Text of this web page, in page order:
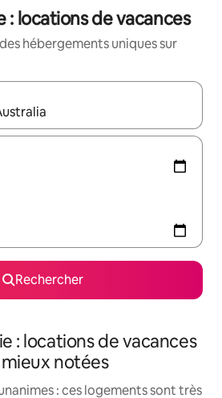
: locations de vacances
hébergements uniques sur
s'affichent, utilisez les flèches vers le
Rechercher
: locations de vacances
mieux notées
: ces logements sont très